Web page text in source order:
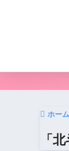
ホーム
「